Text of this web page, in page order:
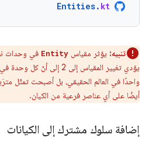
Entities. kt
تنبيه: يؤثر مقياس Entity في وحدات
يؤدي تغيير المقياس إلى 2
واحدًا في العالم الحقيقي، بل أصبحت تمثّل
أيضًا على أي عناصر فرعية من الكيان.
إضافة سلوك مشترك إلى الكيانات